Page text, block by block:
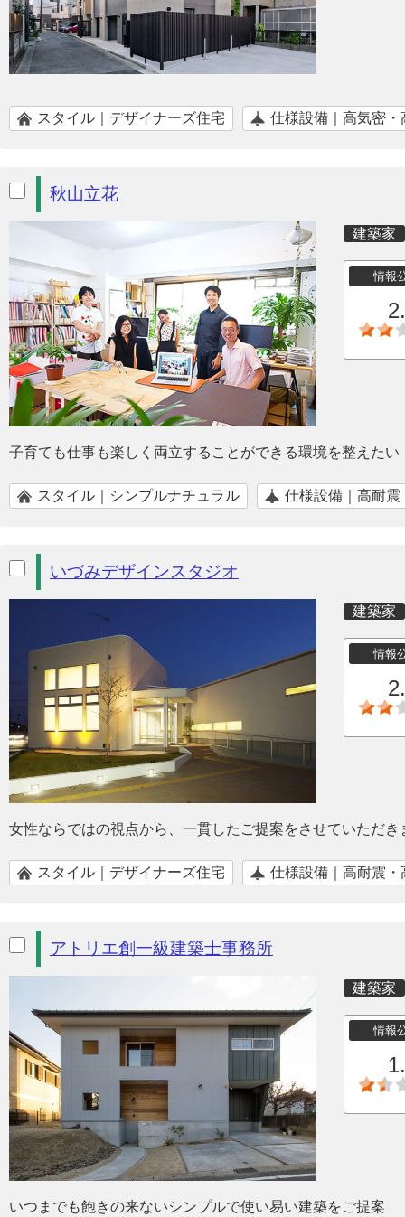
スタイル｜デザイナーズ住宅 仕様設備｜高気密・
秋山立花
建築家
情報
子育ても仕事も楽しく両立することができる環境を整えたい
スタイル｜シンプルナチュラル 仕様設備｜高耐震
いづみデザインスタジオ
建築家
情報
女性ならではの視点から、一貫したご提案をさせていただき
スタイル｜デザイナーズ住宅 仕様設備｜高耐震・
アトリエ創一級建築士事務所
建築家
情報
いつまでも飽きの来ないシンプルで使い易い建築をご提案